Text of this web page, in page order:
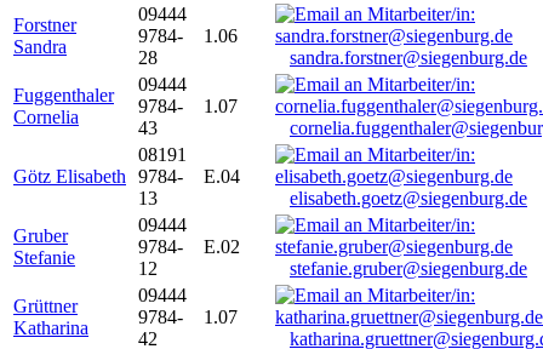
Forstner
Sandra
09444
9784-
28
1.06
sandra.forstner@siegenburg.de
Fuggenthaler
Cornelia
09444
9784-
43
1.07
Götz Elisabeth
08191
9784-
13
E.04
elisabeth.goetz@siegenburg.de
Gruber
Stefanie
09444
9784-
12
E.02
stefanie.gruber@siegenburg.de
Grüttner
Katharina
09444
9784-
42
1.07